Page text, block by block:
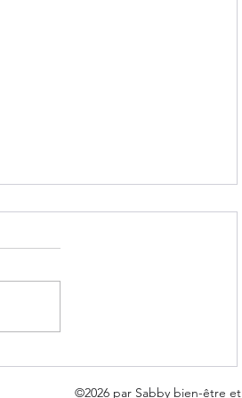
JE ME LIBÈRE DE
L'ADDICTION AUX
©2026 par Sabby bien-être et